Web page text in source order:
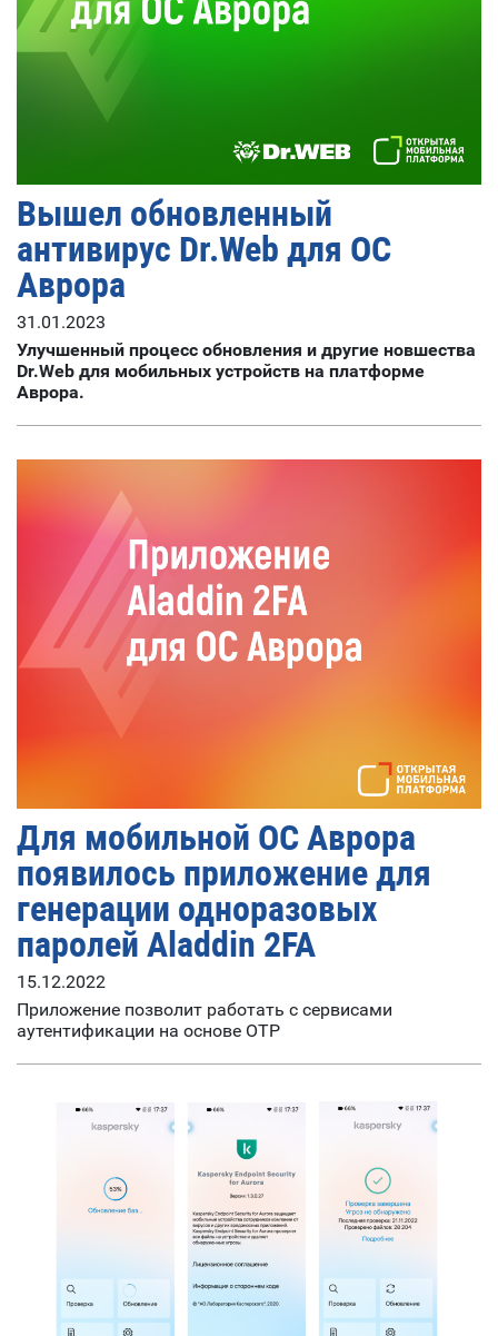
Вышел обновленный
антивирус Dr.Web для ОС
Аврора
31.01.2023
Улучшенный процесс обновления и другие новшества
Dr.Web для мобильных устройств на платформе
Аврора.
Для мобильной ОС Аврора
появилось приложение для
генерации одноразовых
паролей Aladdin 2FA
15.12.2022
Приложение позволит работать с сервисами
аутентификации на основе OTP